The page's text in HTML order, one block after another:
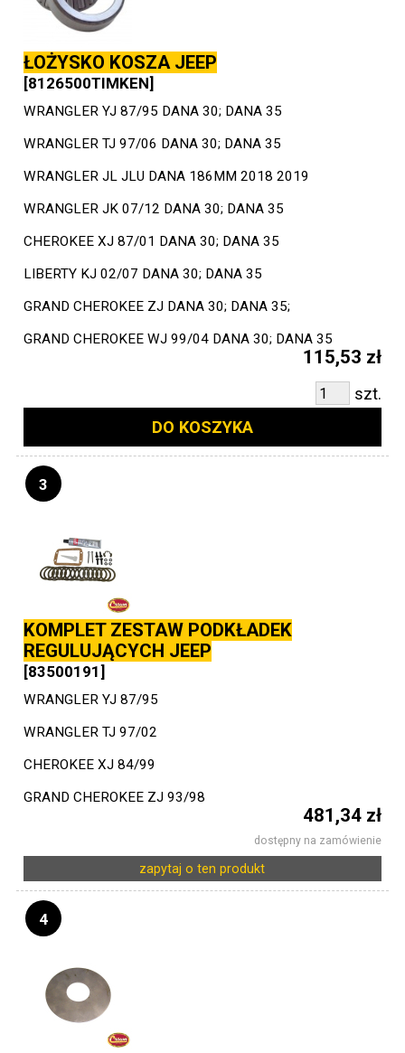
ŁOŻYSKO KOSZA JEEP
[8126500TIMKEN]
WRANGLER YJ 87/95 DANA 30; DANA 35
WRANGLER TJ 97/06 DANA 30; DANA 35
WRANGLER JL JLU DANA 186MM 2018 2019
WRANGLER JK 07/12 DANA 30; DANA 35
CHEROKEE XJ 87/01 DANA 30; DANA 35
LIBERTY KJ 02/07 DANA 30; DANA 35
GRAND CHEROKEE ZJ DANA 30; DANA 35;
GRAND CHEROKEE WJ 99/04 DANA 30; DANA 35
115,53 zł
szt.
DO KOSZYKA
3
KOMPLET ZESTAW PODKŁADEK
REGULUJĄCYCH JEEP
[83500191]
WRANGLER YJ 87/95
WRANGLER TJ 97/02
CHEROKEE XJ 84/99
GRAND CHEROKEE ZJ 93/98
481,34 zł
dostępny na zamówienie
zapytaj o ten produkt
4